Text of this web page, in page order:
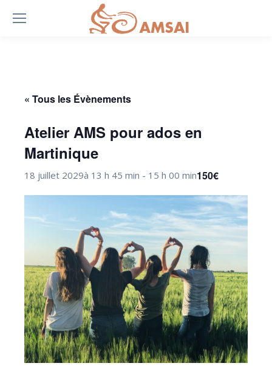
« Tous les Évènements
Atelier AMS pour ados en
Martinique
18 juillet 2029à 13 h 45 min - 15 h 00 min150€